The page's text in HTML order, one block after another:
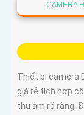
CAMERA
Thiết bị camera
giá rẻ tích hợp
thu âm rõ ràng.